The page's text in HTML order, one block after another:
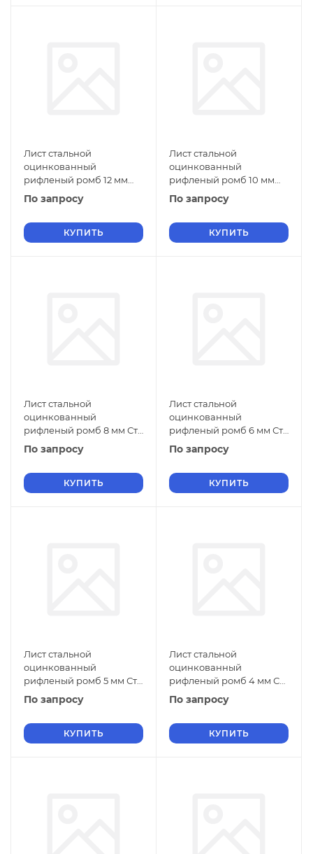
Лист стальной
оцинкованный
рифленый ромб 12 мм
Ст1 ГОСТ 8568-77 г/к
По запросу
КУПИТЬ
Лист стальной
оцинкованный
рифленый ромб 10 мм
Ст1 ГОСТ 8568-77 г/к
По запросу
КУПИТЬ
Лист стальной
оцинкованный
рифленый ромб 8 мм Ст1
ГОСТ 8568-77 г/к
По запросу
КУПИТЬ
Лист стальной
оцинкованный
рифленый ромб 6 мм Ст1
ГОСТ 8568-77 г/к
По запросу
КУПИТЬ
Лист стальной
оцинкованный
рифленый ромб 5 мм Ст1
ГОСТ 8568-77 г/к
По запросу
КУПИТЬ
Лист стальной
оцинкованный
рифленый ромб 4 мм Ст1
ГОСТ 8568-77 г/к
По запросу
КУПИТЬ